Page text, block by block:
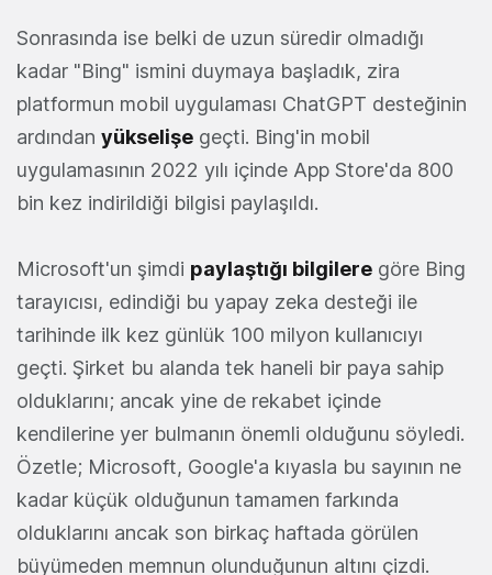
Sonrasında ise belki de uzun süredir olmadığı
kadar "Bing" ismini duymaya başladık, zira
platformun mobil uygulaması ChatGPT desteğinin
ardından yükselişe geçti. Bing'in mobil
uygulamasının 2022 yılı içinde App Store'da 800
bin kez indirildiği bilgisi paylaşıldı.
Microsoft'un şimdi paylaştığı bilgilere göre Bing
tarayıcısı, edindiği bu yapay zeka desteği ile
tarihinde ilk kez günlük 100 milyon kullanıcıyı
geçti. Şirket bu alanda tek haneli bir paya sahip
olduklarını; ancak yine de rekabet içinde
kendilerine yer bulmanın önemli olduğunu söyledi.
Özetle; Microsoft, Google'a kıyasla bu sayının ne
kadar küçük olduğunun tamamen farkında
olduklarını ancak son birkaç haftada görülen
büyümeden memnun olunduğunun altını çizdi.